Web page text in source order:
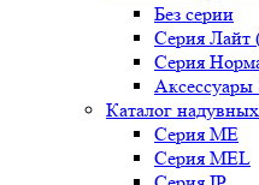
Без серии
Серия Лайт
Серия
Аксессуары
Каталог
Серия ME
Серия MEL